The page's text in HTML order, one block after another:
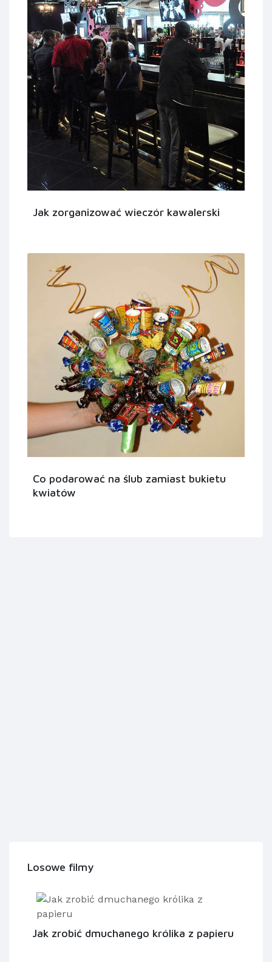
Jak zorganizować wieczór kawalerski
Co podarować na ślub zamiast bukietu
kwiatów
Losowe filmy
Jak zrobić dmuchanego królika z papieru